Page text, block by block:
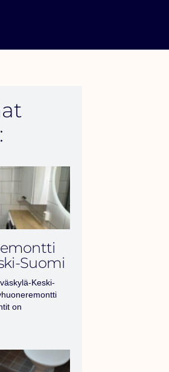
Suomi
Keski-
on